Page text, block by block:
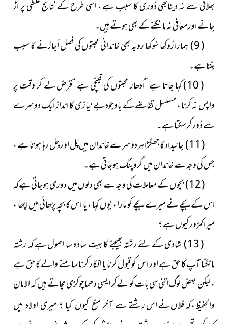
بھلائی سے نہ دینابھی دُوری کا سبب ہے ، اسی طرح کے نتائج غلطی پر اَڑ
جانے اور معافی نہ مانگنےکے بھی ہوتے ہیں۔
( 9 ) ہمارا رُوکھا سُوکھا رویہ بھی خاندانی محبتوں کی فصل اُجاڑنے کا سبب
بنتا ہے۔
( 10 ) کہا جاتا ہے ’’اُدھار محبتوں کی قینچی ہے ‘‘قرض لے کر وقت پر
واپس نہ کرنا ، مسلسل تقاضے کے باوجود بے نیازی کا انداز ایک دوسرے
سے دُور کرسکتا ہے۔
( 11 ) جائیداد کا جھگڑا ہردوسرے خاندان میں پَل اور چل رہا ہوتا ہے ،
جس کی وجہ سے خاندان میں گروپنگ ہوجاتی ہے۔
( 12 ) بچوں کے معاملات کی وجہ سے بھی دلوں میں دوری ہوجاتی ہےکہ
اس کے بچے نے میرے بچے کو مارا ، یوں کہا ، یا اس کا بچہ پڑھائی میں اچھا ،
میرا کمزور کیوں ہے ؟
( 13 ) شادی کے لئے رشتہ بھیجنے کا بہت سادہ سا اصول ہے کہ رشتہ
مانگنا آپ کا حق ہے اور اس کو قبول کرنا یا انکار کرنا سامنے والے کا حق ہے
، لیکن بعض لوگ اتنی سی بات کو لےکر ایسی دھماچوکڑی مچاتے ہیں کہ الامان
والحفیظ ، کہ فلاں نے اسرشتے سے آخر منع کیوں کیا ؟ میری اولاد میں